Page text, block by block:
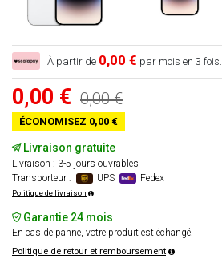
À partir de 0,00 € par mois en 3 fois.
0,00 € 0,00 €
ÉCONOMISEZ 0,00 €
Livraison gratuite
Livraison : 3-5 jours ouvrables
Transporteur :
UPS Fedex
Politique de livraison
Garantie 24 mois
En cas de panne, votre produit est échangé.
Politique de retour et remboursement